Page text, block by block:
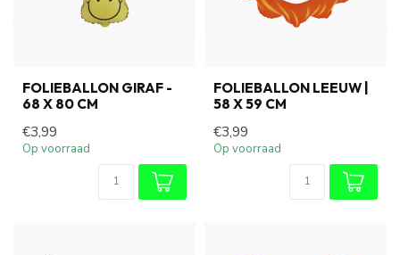
FOLIEBALLON GIRAF -
68 X 80 CM
€3,99
Op voorraad
FOLIEBALLON LEEUW |
58 X 59 CM
€3,99
Op voorraad